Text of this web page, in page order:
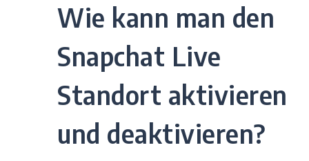
Wie kann man den
Snapchat Live
Standort aktivieren
und deaktivieren?